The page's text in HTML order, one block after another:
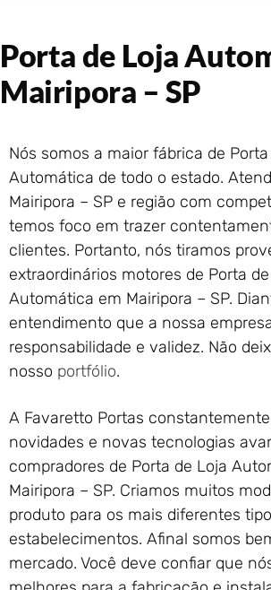
Enrolar
RJ
Enrolar
Portão de
Enrolar
Portão de
Enrolar
Portão de
Enrolar
RJ
Porta de Loja
Mairipora – SP
Nós somos a maior fábrica de
Automática de todo o estado.
Mairipora – SP e região com
temos foco em trazer
clientes. Portanto, nós tiramos
extraordinários motores de Porta
Automática em Mairipora – SP.
entendimento que a nossa
responsabilidade e validez. Não
nosso portfólio.
A Favaretto Portas
novidades e novas tecnologias
compradores de Porta de Loja
Mairipora – SP. Criamos muitos
produto para os mais diferentes
estabelecimentos. Afinal somos
mercado. Você deve confiar que